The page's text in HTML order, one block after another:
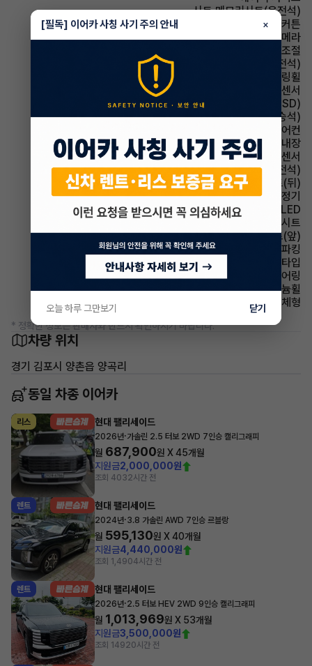
시트 메모리시트(운전석)
에어백 커튼
주차보조 후방카메라
사이드미러 후진각도조절
시트 통풍시트(운전석)
스티어링휠 가죽스티어링휠
주차보조 전방감지센서
주행안전 후측방경보시스템(BSD)
시트 통풍시트(동승석)
에어컨 풀오토에어컨
스티어링휠 열선내장
주차보조 후방감지센서
시트 전동시트(운전석)
시트 열선시트(뒤)
에어컨 공기청정기
헤드램프 LED
시트 가죽시트
시트 열선시트(앞)
파킹 전자식 파킹
헤드램프 프로젝션 타입
스티어링휠 텔레스코픽 스티어링
휠타이어 알루미늄휠
사이드미러 방향지시등 일체형
* 정확한 정보는 판매자와 반드시 확인하시기 바랍니다.
차량 위치
경기 김포시 양촌읍 양곡리
동일 차종 이어카
리스 현대 팰리세이드
2026년·가솔린 2.5 터보 2WD 7인승 캘리그래피
월 687,900원 X45개월
지원금2,000,000원
조회 4032시간 전
렌트 현대 팰리세이드
2024년·3.8 가솔린 AWD 7인승 르블랑
월 595,130원 X40개월
지원금4,440,000원
조회 1,4904시간 전
렌트 현대 팰리세이드
2026년·2.5 터보 HEV 2WD 9인승 캘리그래피
월 1,013,969원 X 53개월
지원금3,500,000원
조회 14920시간 전
[필독] 이어카 사칭 사기 주의 안내 ×
오늘 하루 그만보기 닫기